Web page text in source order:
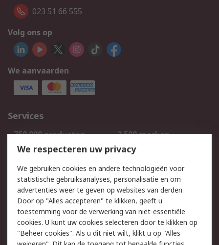
023 51 66 555
Volg ons op
We aanvaarden
Services
750.000 producten
2.500 merken
Bestellen
Inkoopoplossingen
Track & Trace
Wettelijk
Cookiebeleid
Email veiligheid
Privacybeleid
Websitevoorwaarden
We respecteren uw privacy
We gebruiken cookies en andere technologieën voor
statistische gebruiksanalyses, personalisatie en om
advertenties weer te geven op websites van derden.
Door op "Alles accepteren" te klikken, geeft u
toestemming voor de verwerking van niet-essentiële
cookies. U kunt uw cookies selecteren door te klikken op
"Beheer cookies". Als u dit niet wilt, klikt u op "Alles